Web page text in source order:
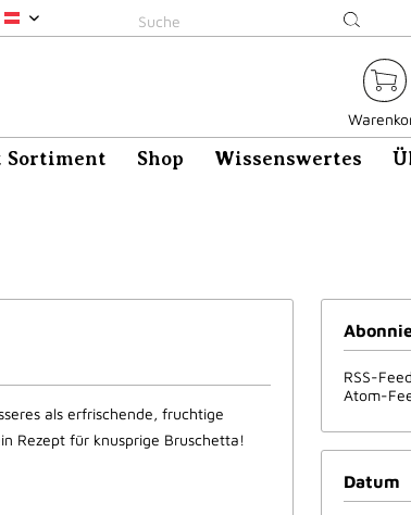
pacha-maia
Sortiment Shop Wissenswertes
RSS-Feed
Atom-
Datum
als erfrischende, fruchtige
Rezept für knusprige Bruschetta!